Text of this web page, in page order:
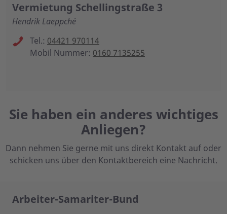
Vermietung Schellingstraße 3
Hendrik Laeppché
Tel.: 04421 970114
Mobil Nummer: 0160 7135255
Sie haben ein anderes wichtiges
Anliegen?
Dann nehmen Sie gerne mit uns direkt Kontakt auf oder
schicken uns über den Kontaktbereich eine Nachricht.
Arbeiter-Samariter-Bund